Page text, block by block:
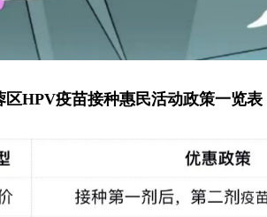
区HPV疫苗接种惠民活动政策一览表